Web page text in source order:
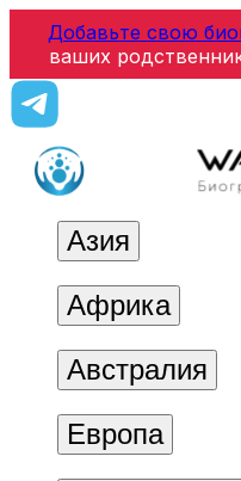
Добавьте свою
ваших
Азия
Африка
Австралия
Европа